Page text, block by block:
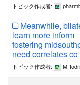
トピック作成者:
Meanwhile,
learn more inform
fostering
need correlates co
トピック作成者: